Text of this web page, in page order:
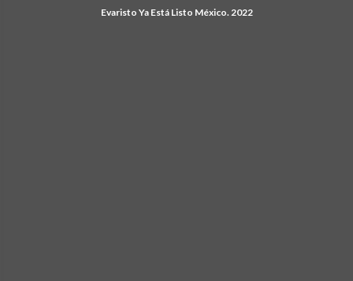
Evaristo Ya Está Listo México. 2022